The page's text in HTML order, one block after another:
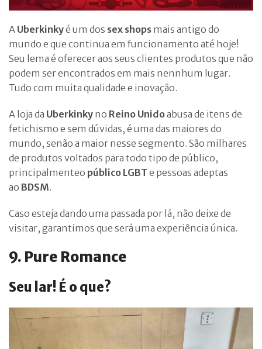
A Uberkinkyé um dos sex shops mais antigo do
mundo e que continua em funcionamento até hoje!
Seu lema é oferecer aos seus clientes produtos que não
podem ser encontrados em mais nennhum lugar.
Tudo com muita qualidade e inovação.
A loja da Uberkinky no Reino Unidoabusa de itens de
fetichismo e sem dúvidas, é uma das maiores do
mundo, senão a maior nesse segmento. São milhares
de produtos voltados para todo tipo de público,
principalmenteo público LGBT e pessoas adeptas
ao BDSM.
Caso esteja dando uma passada por lá, não deixe de
visitar, garantimos que será uma experiência única.
9. Pure Romance
Seu lar! É o que?